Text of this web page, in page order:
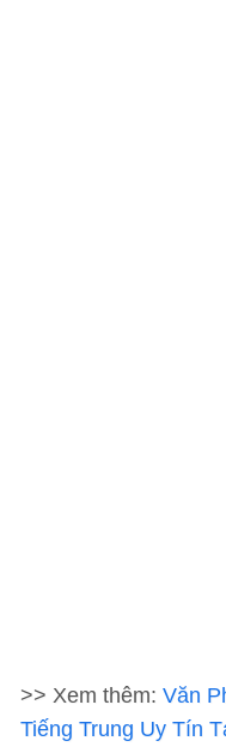
>> Xem thêm: Văn
Tiếng Trung Uy Tín